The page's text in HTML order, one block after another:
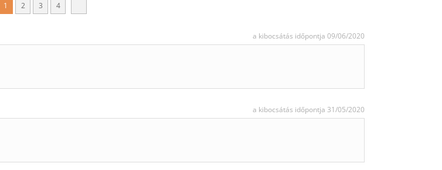
1 2 3 4
a kibocsátás időpontja 09/06/2020
a kibocsátás időpontja 31/05/2020